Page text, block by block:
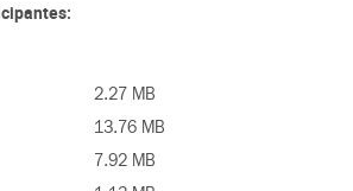
2.27 MB
13.76 MB
7.92 MB